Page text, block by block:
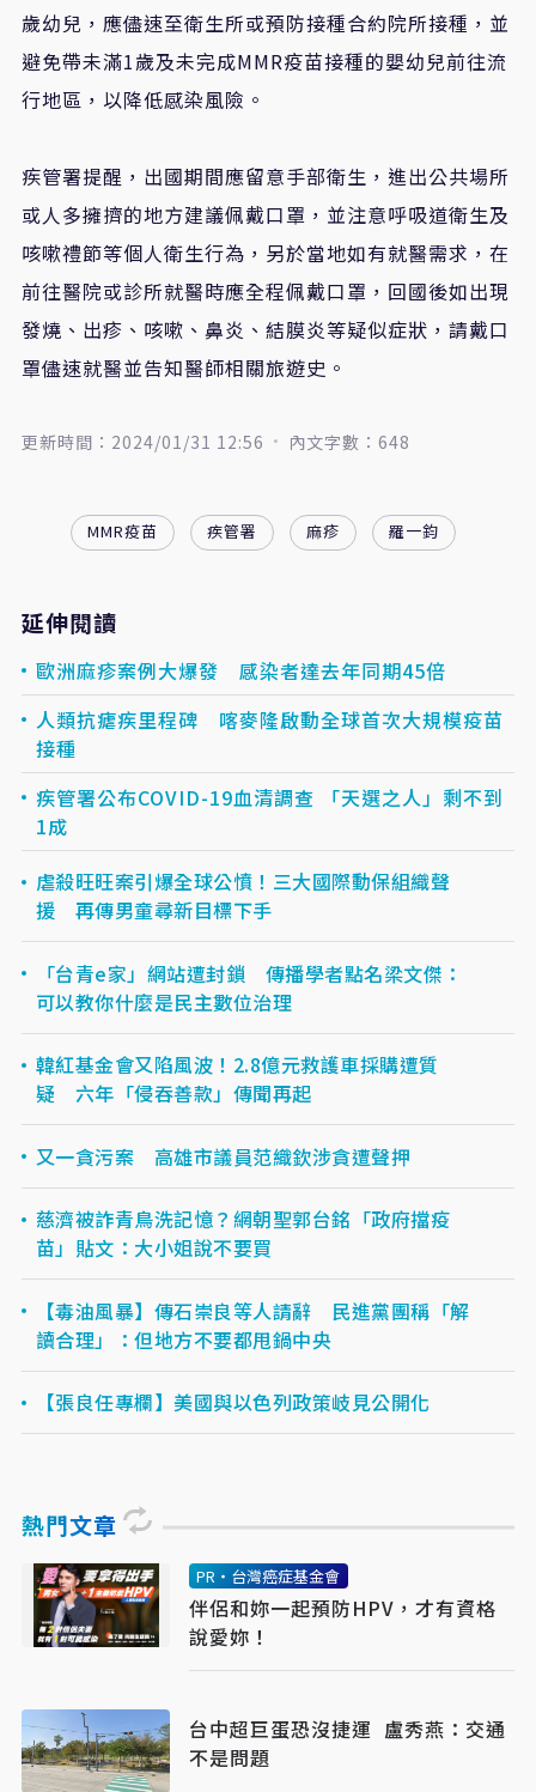
歲幼兒，應儘速至衛生所或預防接種合約院所接種，並
避免帶未滿1歲及未完成MMR疫苗接種的嬰幼兒前往流
行地區，以降低感染風險。
疾管署提醒，出國期間應留意手部衛生，進出公共場所
或人多擁擠的地方建議佩戴口罩，並注意呼吸道衛生及
咳嗽禮節等個人衛生行為，另於當地如有就醫需求，在
前往醫院或診所就醫時應全程佩戴口罩，回國後如出現
發燒、出疹、咳嗽、鼻炎、結膜炎等疑似症狀，請戴口
罩儘速就醫並告知醫師相關旅遊史。
更新時間：2024/01/31 12:56 內文字數：648
MMR疫苗 疾管署 麻疹 羅一鈞
延伸閱讀
歐洲麻疹案例大爆發 感染者達去年同期45倍
人類抗瘧疾里程碑 喀麥隆啟動全球首次大規模疫苗
接種
疾管署公布COVID-19血清調查 「天選之人」剩不到
1成
虐殺旺旺案引爆全球公憤！三大國際動保組織聲
援 再傳男童尋新目標下手
「台青e家」網站遭封鎖 傳播學者點名梁文傑：
可以教你什麼是民主數位治理
韓紅基金會又陷風波！2.8億元救護車採購遭質
疑 六年「侵吞善款」傳聞再起
又一貪污案 高雄市議員范織欽涉貪遭聲押
慈濟被詐青鳥洗記憶？網朝聖郭台銘「政府擋疫
苗」貼文：大小姐說不要買
【毒油風暴】傳石崇良等人請辭 民進黨團稱「解
讀合理」：但地方不要都甩鍋中央
【張良任專欄】美國與以色列政策岐見公開化
熱門文章
PR・台灣癌症基金會
伴侶和妳一起預防HPV，才有資格
說愛妳！
台中超巨蛋恐沒捷運 盧秀燕：交通
不是問題